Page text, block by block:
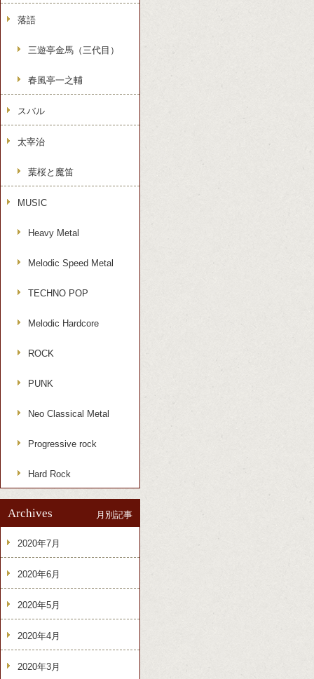
落語
三遊亭金馬（三代目）
春風亭一之輔
スバル
太宰治
葉桜と魔笛
MUSIC
Heavy Metal
Melodic Speed Metal
TECHNO POP
Melodic Hardcore
ROCK
PUNK
Neo Classical Metal
Progressive rock
Hard Rock
Archives 月別記事
2020年7月
2020年6月
2020年5月
2020年4月
2020年3月